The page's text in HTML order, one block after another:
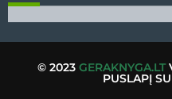
© 2023 GERAKNYGA.LT
PUSLAPĮ